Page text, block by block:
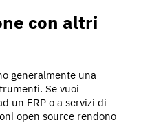
con altri
generalmente una
Se vuoi
un ERP o a servizi di
open source rendono